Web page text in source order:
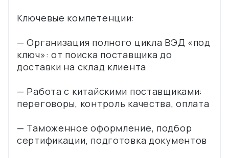
Ключевые компетенции:
— Организация полного цикла ВЭД «под
ключ»: от поиска поставщика до
доставки на склад клиента
— Работа с китайскими поставщиками:
переговоры, контроль качества, оплата
— Таможенное оформление, подбор
сертификации, подготовка документов